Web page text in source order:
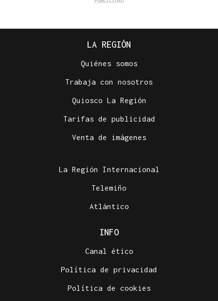
LA REGIÓN
Quiénes somos
Trabaja con nosotros
Quiosco La Región
Tarifas de publicidad
Venta de imágenes
La Región Internacional
Telemiño
Atlántico
INFO
Canal ético
Política de privacidad
Política de cookies